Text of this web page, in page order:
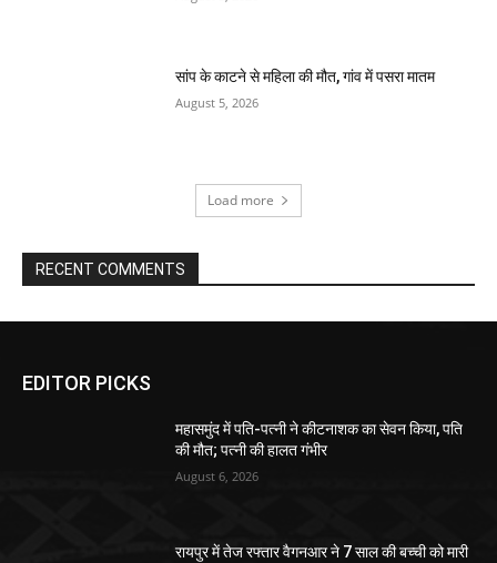
सांप के काटने से महिला की मौत, गांव में पसरा मातम
August 5, 2026
Load more
RECENT COMMENTS
EDITOR PICKS
महासमुंद में पति-पत्नी ने कीटनाशक का सेवन किया, पति
की मौत; पत्नी की हालत गंभीर
August 6, 2026
रायपुर में तेज रफ्तार वैगनआर ने 7 साल की बच्ची को मारी